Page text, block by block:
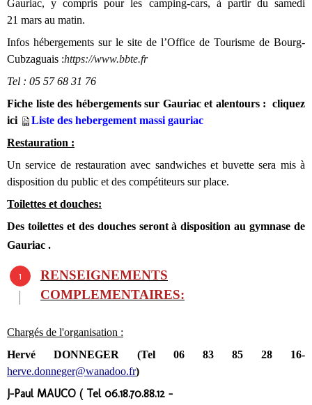
Gauriac, y compris pour les camping-cars, à partir du samedi
21 mars au matin.
Infos hébergements sur le site de l’Office de Tourisme de Bourg-
Cubzaguais :https://www.bbte.fr
Tel : 05 57 68 31 76
Fiche liste des hébergements sur Gauriac et alentours : cliquez
ici
Liste des hebergement massi gauriac
Restauration :
Un service de restauration avec sandwiches et buvette sera mis à
disposition du public et des compétiteurs sur place.
Toilettes et douches:
Des toilettes et des douches seront à disposition au gymnase de
Gauriac .
RENSEIGNEMENTS
COMPLEMENTAIRES:
Chargés de l'organisation :
Hervé DONNEGER (Tel 06 83 85 28 16-
herve.donneger@wanadoo.fr)
J-Paul MAUCO ( Tel 06.18.70.88.12 -